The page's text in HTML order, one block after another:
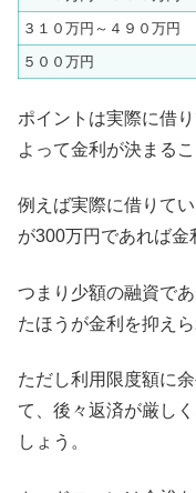
３１０万円～４９０万円
５００万円
ポイントは実際に借
よって金利が決まるこ
例えば実際に借りて
が300万円であれば金
つまり少額の融資で
たほうが金利を抑えら
ただし利用限度額に
て、後々返済が厳し
しょう。